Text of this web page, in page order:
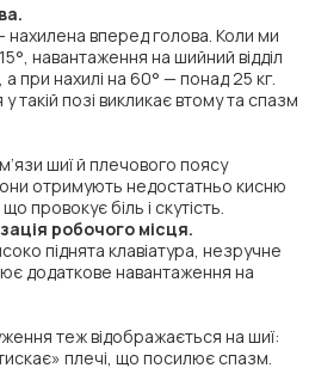
нахилена вперед голова. Коли ми
навантаження на шийний відділ
а при нахилі на 60° — понад 25 кг.
такій позі викликає втому та спазм
шиї й плечового поясу
отримують недостатньо кисню
провокує біль і скутість.
робочого місця.
піднята клавіатура, незручне
додаткове навантаження на
теж відображається на шиї:
плечі, що посилює спазм.